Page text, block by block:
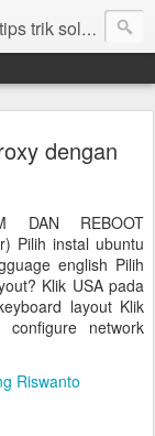
mudah cepat lengkap
dengan
DAN REBOOT
Pilih instal ubuntu
english Pilih
Klik USA pada
layout Klik
network
Riswanto